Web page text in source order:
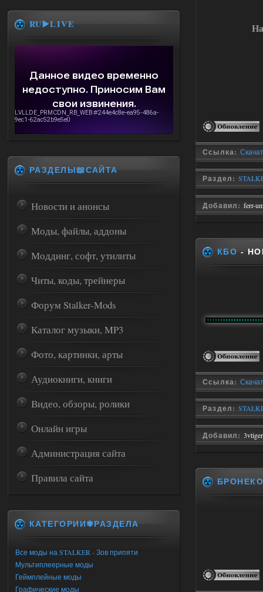
Ссылка:
Раздел:
Добавил: ferr-
КБО -
Ссылка:
Раздел:
Добавил: 3vtiger
RU▶️LIVE
РАЗДЕЛЫ📖САЙТА
Новости и анонсы
Моды, файлы, аддоны
Моддинг, софт, утилиты
Читы, коды, трейнеры
Форум Stalker-Mods
Каталог музыки, MP3
Фото, картинки, арты
Аудиокниги, книги
Видео, обзоры, ролики
Онлайн игры
Администрация сайта
Правила сайта
КАТЕГОРИИ✾РАЗДЕЛА
Все моды на STALKER - Зов припяти
Мультиплеерные моды
Геймплейные моды
Графические моды